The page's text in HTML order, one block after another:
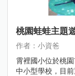
桃園蛙蛙主題
作者：小資爸
霄裡國小位於桃
中小型學校，目